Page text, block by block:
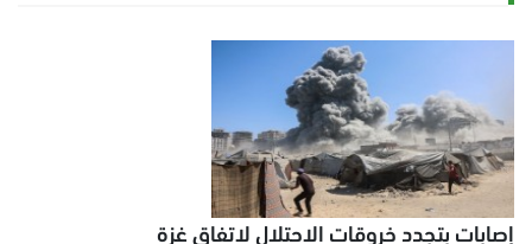
إصابات بتجدد خروقات الاحتلال لاتفاق غزة